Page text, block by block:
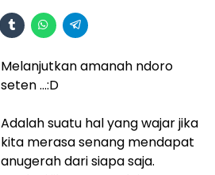
Melanjutkan amanah ndoro
seten...:D
Adalah suatu hal yang wajar jika
kita merasa senang mendapat
anugerah dari siapa saja.